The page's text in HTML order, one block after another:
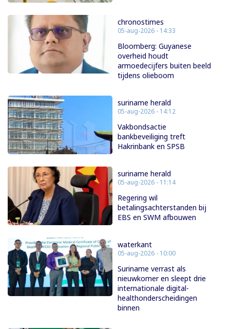
chronostimes
05-aug-2026 - 14:33
Bloomberg: Guyanese
overheid houdt
armoedecijfers buiten beeld
tijdens olieboom
suriname herald
05-aug-2026 - 14:12
Vakbondsactie
bankbeveiliging treft
Hakrinbank en SPSB
suriname herald
05-aug-2026 - 11:14
Regering wil
betalingsachterstanden bij
EBS en SWM afbouwen
waterkant
05-aug-2026 - 10:00
Suriname verrast als
nieuwkomer en sleept drie
internationale digital-
healthonderscheidingen
binnen